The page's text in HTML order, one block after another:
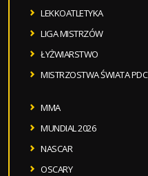
LEKKOATLETYKA
LIGA MISTRZÓW
ŁYŻWIARSTWO
MISTRZOSTWA ŚWIATA PDC
MMA
MUNDIAL 2026
NASCAR
OSCARY